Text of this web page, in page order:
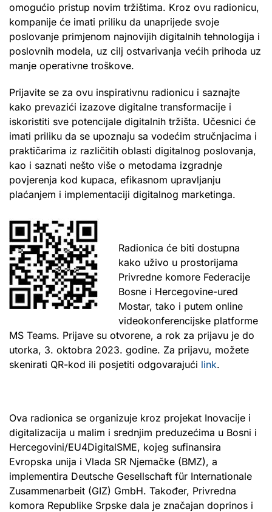
omogućio pristup novim tržištima. Kroz ovu radionicu,
kompanije će imati priliku da unaprijede svoje
poslovanje primjenom najnovijih digitalnih tehnologija i
poslovnih modela, uz cilj ostvarivanja većih prihoda uz
manje operativne troškove.
Prijavite se za ovu inspirativnu radionicu i saznajte
kako prevazići izazove digitalne transformacije i
iskoristiti sve potencijale digitalnih tržišta. Učesnici će
imati priliku da se upoznaju sa vodećim stručnjacima i
praktičarima iz različitih oblasti digitalnog poslovanja,
kao i saznati nešto više o metodama izgradnje
povjerenja kod kupaca, efikasnom upravljanju
plaćanjem i implementaciji digitalnog marketinga.
Radionica će biti dostupna
kako uživo u prostorijama
Privredne komore Federacije
Bosne i Hercegovine-ured
Mostar, tako i putem online
videokonferencijske platforme
MS Teams. Prijave su otvorene, a rok za prijavu je do
utorka, 3. oktobra 2023. godine. Za prijavu, možete
skenirati QR-kod ili posjetiti odgovarajući link.
Ova radionica se organizuje kroz projekat Inovacije i
digitalizacija u malim i srednjim preduzećima u Bosni i
Hercegovini/EU4DigitalSME, kojeg sufinansira
Evropska unija i Vlada SR Njemačke (BMZ), a
implementira Deutsche Gesellschaft für Internationale
Zusammenarbeit (GIZ) GmbH. Također, Privredna
komora Republike Srpske dala je značajan doprinos i